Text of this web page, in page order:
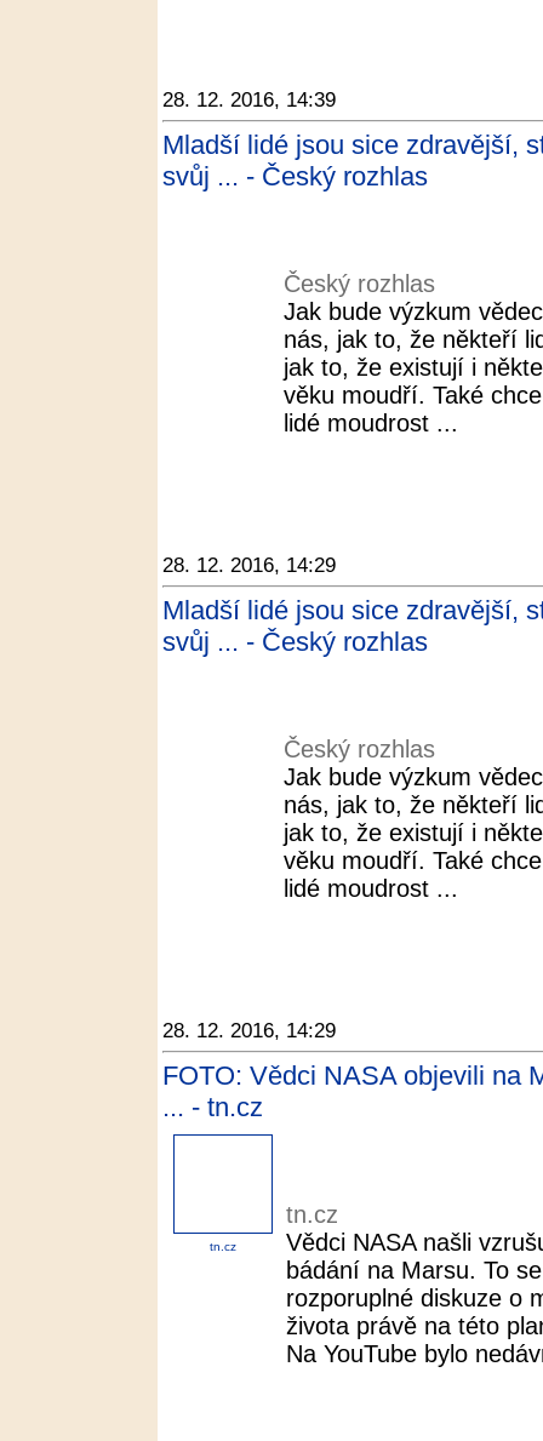
28. 12. 2016, 14:39
Mladší lidé jsou sice zdravější,
svůj ... - Český rozhlas
Český rozhlas
Jak bude výzkum
nás, jak to, že někteří
jak to, že existují i
věku moudří. Také
lidé moudrost ...
28. 12. 2016, 14:29
Mladší lidé jsou sice zdravější,
svůj ... - Český rozhlas
Český rozhlas
Jak bude výzkum
nás, jak to, že někteří
jak to, že existují i
věku moudří. Také
lidé moudrost ...
28. 12. 2016, 14:29
FOTO: Vědci NASA objevili na
... - tn.cz
tn.cz
tn.cz
Vědci NASA našli
bádání na Marsu. To
rozporuplné diskuze o
života právě na této
Na YouTube bylo